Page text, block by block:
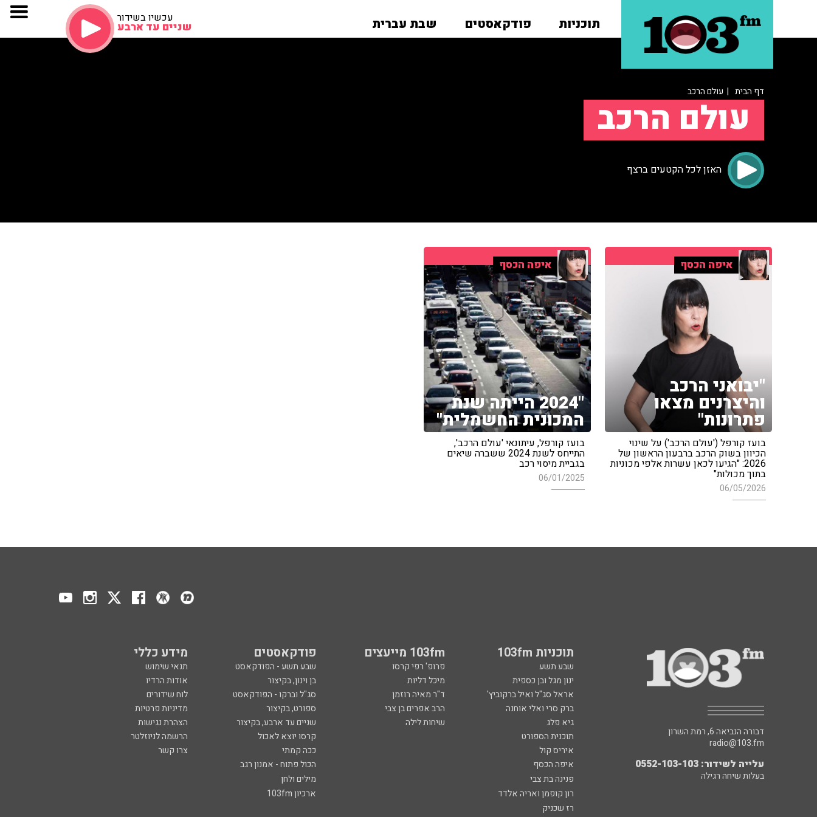
תוכניות פודקאסטים שבת עברית עכשיו בשידור
שניים עד ארבע
דף הבית | עולם הרכב
עולם הרכב
האזן לכל הקטעים ברצף
איפה הכסף
"יבואני הרכב
והיצרנים מצאו
פתרונות"
בועז קורפל ('עולם הרכב') על שינוי
הכיוון בשוק הרכב ברבעון הראשון של
2026: "הגיעו לכאן עשרות אלפי מכוניות
בתוך מכולות"
06/05/2026
איפה הכסף
"2024 הייתה שנת
המכונית החשמלית"
בועז קורפל, עיתונאי 'עולם הרכב',
התייחס לשנת 2024 ששברה שיאים
בגביית מיסוי רכב
06/01/2025
תוכניות 103fm 103fm מייעצים פודקאסטים מידע כללי
שבע תשע פרופ' רפי קרסו שבע תשע - הפודקאסט
תנאי שימוש
ינון מגל ובן כספית
מיכל דליות בן וינון, בקיצור
אודות הרדיו
אראל סג"ל ואיל ברקוביץ'
ד"ר מאיה רוזמן סג"ל וברקו - הפודקאסט
לוח שידורים
ברק סרי ואלי אוחנה
הרב אפרים בן צבי ספורט, בקיצור
מדיניות פרטיות
גיא פלג
שיחות לילה שניים עד ארבע, בקיצור
הצהרת נגישות
תוכנית הספורט
קרסו יוצא לאכול
הרשמה לניוזלטר
איריס קול
ככה קמתי
צרו קשר
איפה הכסף
הכול פתוח - אמנון רגב
פנינה בת צבי
מילים ולחן
רון קופמן ואריה אלדד
ארכיון 103fm
רז שכניק
דבורה הנביאה 6, רמת השרון
radio@103.fm
עלייה לשידור: 0552-103-103
בעלות שיחה רגילה